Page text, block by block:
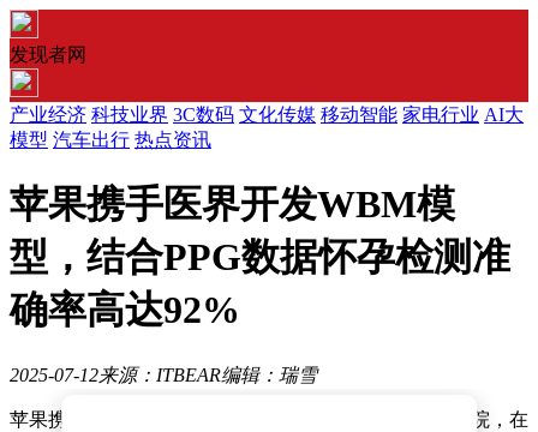
发现者网
产业经济 科技业界 3C数码 文化传媒 移动智能 家电行业 AI大
模型 汽车出行 热点资讯
苹果携手医界开发WBM模
型，结合PPG数据怀孕检测准
确率高达92%
2025-07-12来源：ITBEAR编辑：瑞雪
苹果携手美国心脏协会及哈佛医学院附属布莱根妇女医院，在